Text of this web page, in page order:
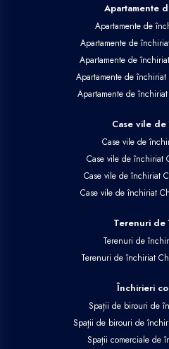
Apartamente
Apartamente de
Apartamente de
Apartamente de
Apartamente de
Apartamente de
Case vile
Case vile de
Case vile de închiriat
Case vile de închiriat
Case vile de închiriat
Terenuri de
Terenuri de
Terenuri de închiriat
Închirieri
Spații de birouri de
Spații de birouri de
Spații comerciale de